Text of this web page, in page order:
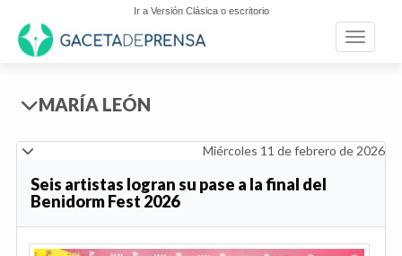
Ir a Versión Clásica o escritorio
Toggle
MARÍA LEÓN
Miércoles 11 de febrero de 2026
Seis artistas logran su pase a la final del
Benidorm Fest 2026